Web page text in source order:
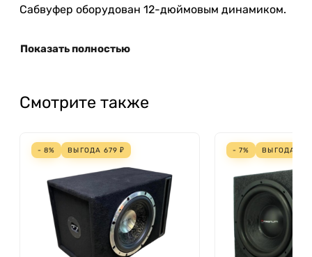
Сабвуфер оборудован 12-дюймовым динамиком.
Показать полностью
Смотрите также
- 8% ВЫГОДА 679 ₽ - 7% ВЫГОДА